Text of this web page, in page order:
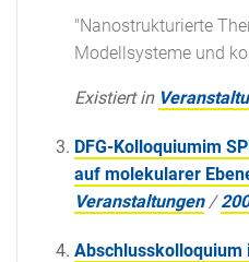
"Nanostrukturierte
Modellsysteme und
Existiert in
DFG-Kolloquiumim
auf molekularer
Veranstaltungen /
Abschlusskolloquium